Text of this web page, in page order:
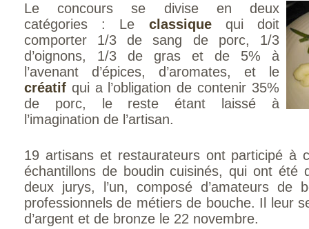
Le concours se divise en deux
catégories : Le classiquequi doit
comporter 1/3 de sang de porc, 1/3
d’oignons, 1/3 de gras et de 5% à
l’avenant d’épices, d’aromates, et le
créatif qui a l’obligation de contenir 35%
de porc, le reste étant laissé à
l’imagination de l’artisan.
19 artisans et restaurateurs ont participé à
échantillons de boudin cuisinés, qui ont été
deux jurys, l’un, composé d’amateurs de
professionnels de métiers de bouche. Il leur
d’argent et de bronze le 22 novembre.